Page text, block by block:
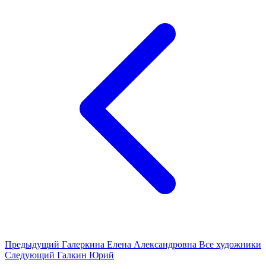
Предыдущий Галеркина Елена Александровна Все художники
Следующий Галкин Юрий